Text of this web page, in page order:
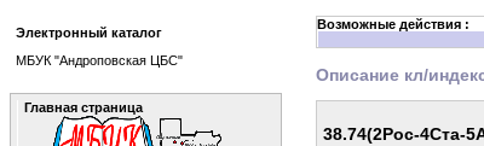
Возможные действия :
Описание кл/
38.74(2Рос-4Ста-
Электронный каталог
МБУК "Андроповская ЦБС"
Главная страница